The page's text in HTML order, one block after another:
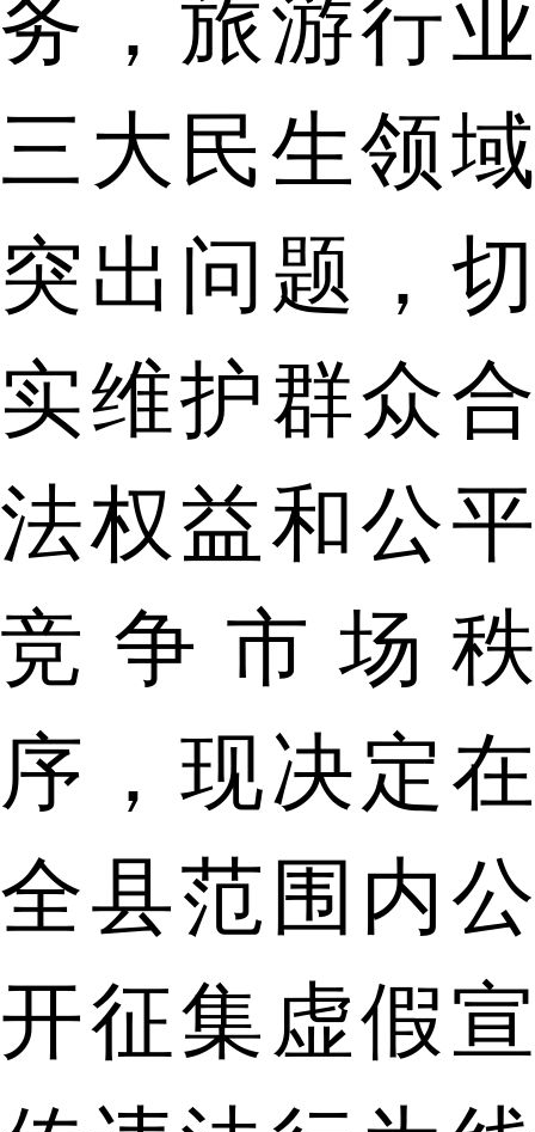
三大民生领域
突出问题，切
实维护群众合
法权益和公平
竞争市场秩
序，现决定在
全县范围内公
开征集虚假宣